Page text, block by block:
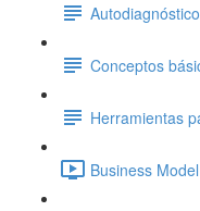
Autodiagnóstico
Conceptos
Herramientas
Business